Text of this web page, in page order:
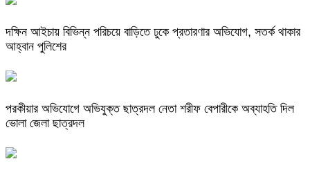
দক্ষিন আইচায় ‎বিভিন্ন পরিচয়ে বাড়িতে ঢুকে প্রতারণার অভিযোগ, সতর্ক থাকার
আহ্বান পুলিশের
পরকীয়ার অভিযোগে অভিযুক্ত ছাত্রদল নেতা শরীফ বেপারীকে অব্যাহতি দিল
ভোলা জেলা ছাত্রদল